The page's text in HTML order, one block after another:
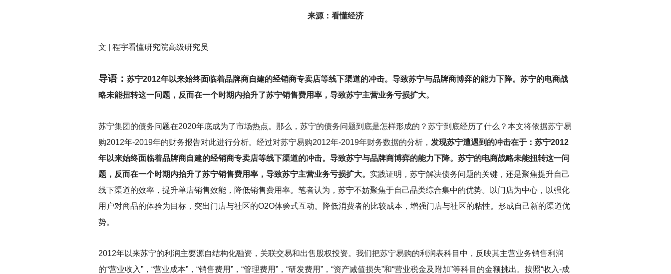
来源：看懂经济
文 | 程宇看懂研究院高级研究员
导语： 苏宁2012年以来始终面临着品牌商自建的经销商专卖店等线下渠道的冲击。导致苏宁与品牌商博弈的能力下降。苏宁的电商战
略未能扭转这一问题，反而在一个时期内抬升了苏宁销售费用率，导致苏宁主营业务亏损扩大。
苏宁集团的债务问题在2020年底成为了市场热点。那么，苏宁的债务问题到底是怎样形成的？苏宁到底经历了什么？本文将依据苏宁易
购2012年-2019年的财务报告对此进行分析。经过对苏宁易购2012年-2019年财务数据的分析， 发现苏宁遭遇到的冲击在于：苏宁2012
年以来始终面临着品牌商自建的经销商专卖店等线下渠道的冲击。导致苏宁与品牌商博弈的能力下降。苏宁的电商战略未能扭转这一问
题，反而在一个时期内抬升了苏宁销售费用率，导致苏宁主营业务亏损扩大。 实践证明，苏宁解决债务问题的关键，还是聚焦提升自己
线下渠道的效率，提升单店销售效能，降低销售费用率。笔者认为，苏宁不妨聚焦于自己品类综合集中的优势。以门店为中心，以强化
用户对商品的体验为目标，突出门店与社区的O2O体验式互动。降低消费者的比较成本，增强门店与社区的粘性。形成自己新的渠道优
势。
2012年以来苏宁的利润主要源自结构化融资，关联交易和出售股权投资。我们把苏宁易购的利润表科目中，反映其主营业务销售利润
的“营业收入”，“营业成本”，“销售费用”，“管理费用”，“研发费用”，“资产减值损失”和“营业税金及附加”等科目的金额挑出。按照“收入-成